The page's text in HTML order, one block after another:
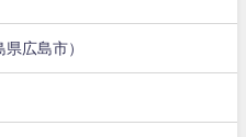
広島市）